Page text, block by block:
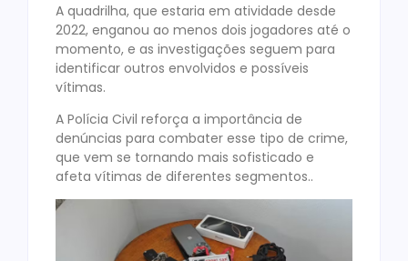
A quadrilha, que estaria em atividade desde
2022, enganou ao menos dois jogadores até o
momento, e as investigações seguem para
identificar outros envolvidos e possíveis
vítimas.
A Polícia Civil reforça a importância de
denúncias para combater esse tipo de crime,
que vem se tornando mais sofisticado e
afeta vítimas de diferentes segmentos..